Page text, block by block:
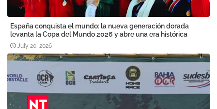
España conquista el mundo: la nueva generación dorada
levanta la Copa del Mundo 2026 y abre una era histórica
July 20, 2026